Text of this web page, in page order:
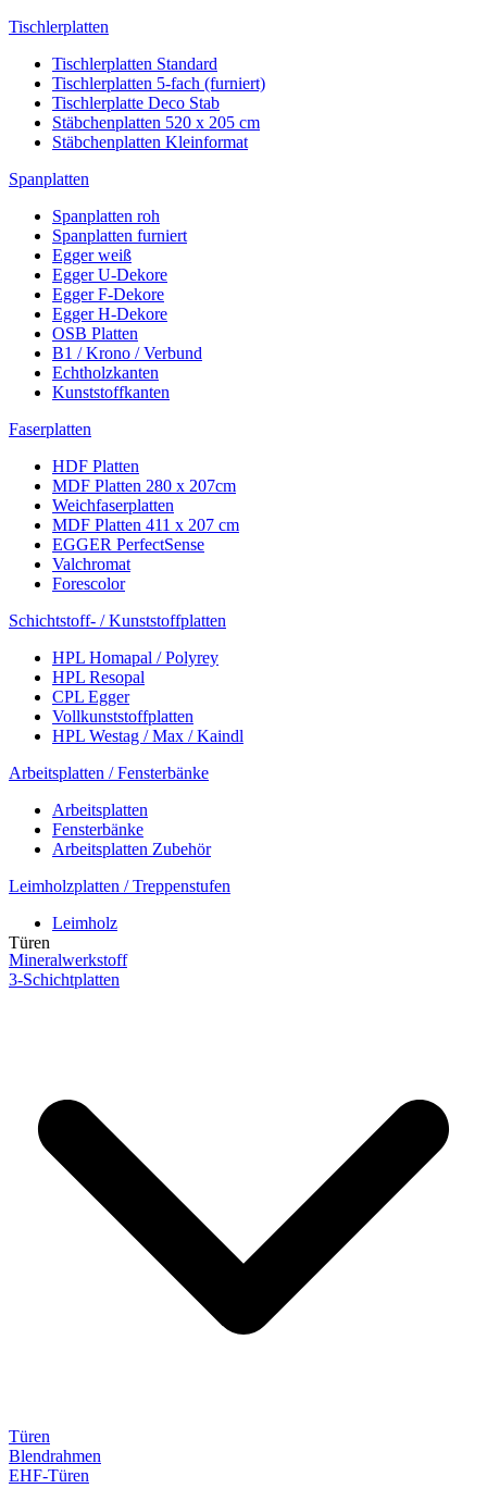
Tischlerplatten
Tischlerplatten Standard
Tischlerplatten 5-fach (furniert)
Tischlerplatte Deco Stab
Stäbchenplatten 520 x 205 cm
Stäbchenplatten Kleinformat
Spanplatten
Spanplatten roh
Spanplatten furniert
Egger weiß
Egger U-Dekore
Egger F-Dekore
Egger H-Dekore
OSB Platten
B1 / Krono / Verbund
Echtholzkanten
Kunststoffkanten
Faserplatten
HDF Platten
MDF Platten 280 x 207cm
Weichfaserplatten
MDF Platten 411 x 207 cm
EGGER PerfectSense
Valchromat
Forescolor
Schichtstoff- / Kunststoffplatten
HPL Homapal / Polyrey
HPL Resopal
CPL Egger
Vollkunststoffplatten
HPL Westag / Max / Kaindl
Arbeitsplatten / Fensterbänke
Arbeitsplatten
Fensterbänke
Arbeitsplatten Zubehör
Leimholzplatten / Treppenstufen
Leimholz
Mineralwerkstoff
3-Schichtplatten
Türen
Türen
Blendrahmen
EHF-Türen